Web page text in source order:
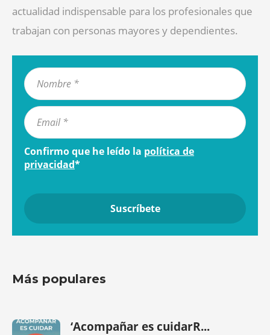
actualidad indispensable para los profesionales que
trabajan con personas mayores y dependientes.
Confirmo que he leído la política de
privacidad*
Más populares
‘Acompañar es cuidarR...